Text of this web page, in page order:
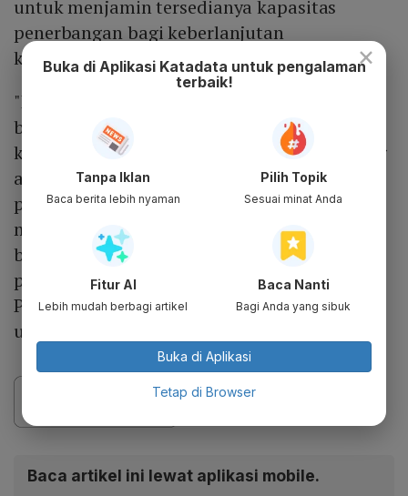
untuk menjamin tersedianya kapasitas
penerbangan bagi keberlanjutan
konektivitas.
"Kami meyakini bahwa pertumbuhan yang
berkelanjutan juga ditentukan oleh
konsistensi dalam memberikan layanan yang
andal serta adaptasi terhadap dinamika
pasar. Ke depan, kami akan terus
mengedepankan efisiensi, tata kelola yang
baik, dan pelayanan berkualitas sebagai
pondasi utama dalam memperkuat posisi
Pelita Air di industri penerbangan nasional,"
ujarnya.
Baca artikel ini lewat aplikasi mobile.
×
Buka di Aplikasi Katadata untuk pengalaman
terbaik!
Tanpa Iklan
Baca berita lebih nyaman
Pilih Topik
Sesuai minat Anda
Fitur AI
Lebih mudah berbagi artikel
Baca Nanti
Bagi Anda yang sibuk
Buka di Aplikasi
Tetap di Browser